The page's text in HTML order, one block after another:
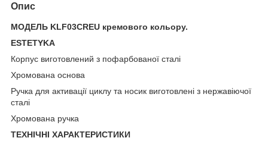
Опис
МОДЕЛЬ KLF03CREU кремового кольору.
ESTETYKA
Корпус виготовлений з пофарбованої сталі
Хромована основа
Ручка для активації циклу та носик виготовлені з нержавіючої
сталі
Хромована ручка
ТЕХНІЧНІ ХАРАКТЕРИСТИКИ